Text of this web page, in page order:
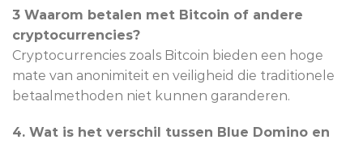
3 Waarom betalen met Bitcoin of andere
cryptocurrencies?
Cryptocurrencies zoals Bitcoin bieden een hoge
mate van anonimiteit en veiligheid die traditionele
betaalmethoden niet kunnen garanderen.
4. Wat is het verschil tussen Blue Domino en